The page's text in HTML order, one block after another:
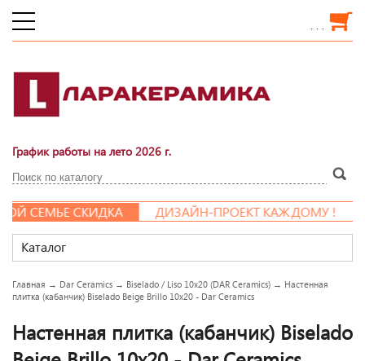
. . .
График работы на лето 2026 г.
СЕМЬЕ СКИДКА
ДИЗАЙН-ПРОЕКТ КАЖДОМУ !
Каталог
Главная → Dar Ceramics → Biselado / Liso 10x20 (DAR Ceramics) → Настенная
плитка (кабанчик) Biselado Beige Brillo 10x20 - Dar Ceramics
Настенная плитка (кабанчик) Biselado